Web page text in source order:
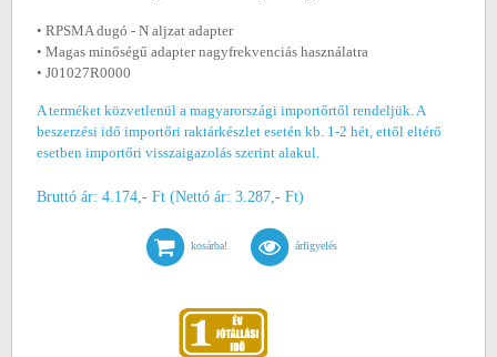
• RPSMA dugó - N aljzat adapter
• Magas minőségű adapter nagyfrekvenciás használatra
• J01027R0000
A terméket közvetlenül a magyarországi importőrtől rendeljük. A
beszerzési idő importőri raktárkészlet esetén kb. 1-2 hét, ettől eltérő
esetben importőri visszaigazolás szerint alakul.
Bruttó ár: 4.174,- Ft (Nettó ár: 3.287,- Ft)
kosárba! árfigyelés